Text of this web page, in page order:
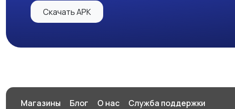
Скачать APK
Магазины Блог О нас Служба поддержки